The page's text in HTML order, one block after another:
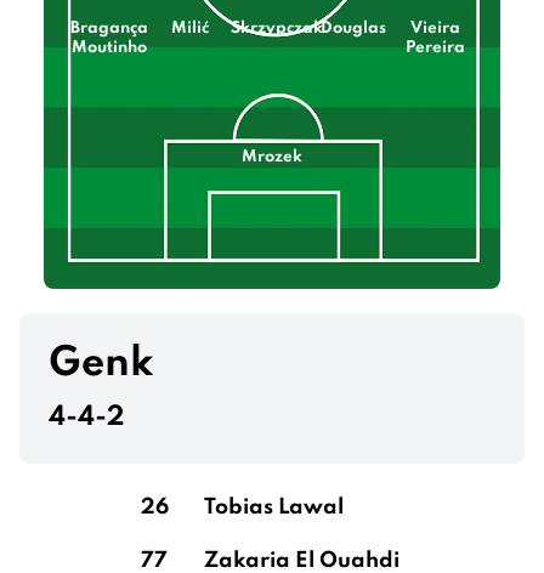
Bragança
Moutinho
Milić SkrzypczakDouglas
Vieira
Pereira
Mrozek
Genk
4-4-2
26 Tobias Lawal
77 Zakaria El Ouahdi